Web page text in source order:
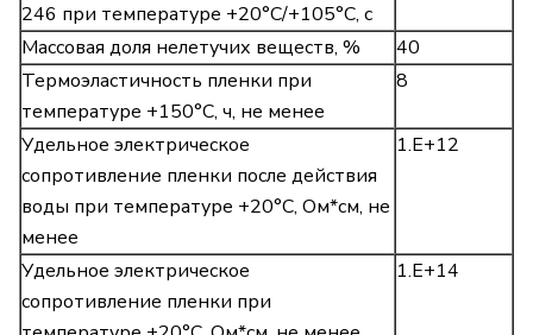
246 при температуре +20°С/+105°С, с
Массовая доля нелетучих веществ, %
40
Термоэластичность пленки при
температуре +150°С, ч, не менее
8
Удельное электрическое
сопротивление пленки после действия
воды при температуре +20°С, Ом*см, не
менее
1.Е+12
Удельное электрическое
сопротивление пленки при
1.Е+14